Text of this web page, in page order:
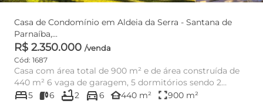
Casa de Condomínio em Aldeia da Serra - Santana de
Parnaíba,...
R$ 2.350.000 /venda
Cód: 1687
Casa com área total de 900 m² e de área construída de
440 m² 6 vaga de garagem, 5 dormitórios sendo 2
suítes; 1 dray s...
bed5 6 bathtub2 directions_car6 other_houses440 m² fullscreen900 m²